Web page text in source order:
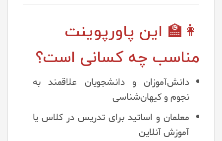
👩‍🏫 این پاورپوینت
مناسب چه کسانی است؟
دانش‌آموزان و دانشجویان علاقمند به
نجوم و کیهان‌شناسی
معلمان و اساتید برای تدریس در کلاس یا
آموزش آنلاین